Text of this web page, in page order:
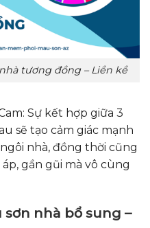
tương đồng – Liền kề
Sự kết hợp giữa 3
sẽ tạo cảm giác mạnh
nhà, đồng thời cũng
gần gũi mà vô cùng
nhà bổ sung –